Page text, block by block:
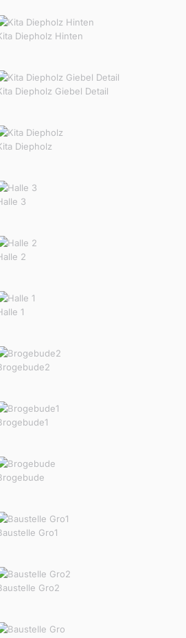
Diepholz Hinten
Diepholz Giebel Detail
Diepholz
3
2
1
Gro1
Gro2